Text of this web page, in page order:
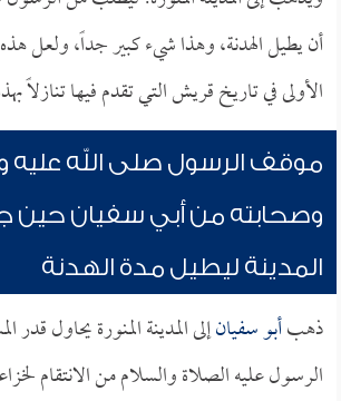
أن يطيل الهدنة، وهذا شيء كبير جداً، ولعل
الأولى في تاريخ قريش التي تقدم فيها تنازلاً
موقف الرسول صلى الله
وصحابته من أبي سفيان حين
المدينة ليطيل مدة الهدنة
ذهبأبو سفيانإلى المدينة المنورة يحاول قدر
الرسول عليه الصلاة والسلام من الانتقام